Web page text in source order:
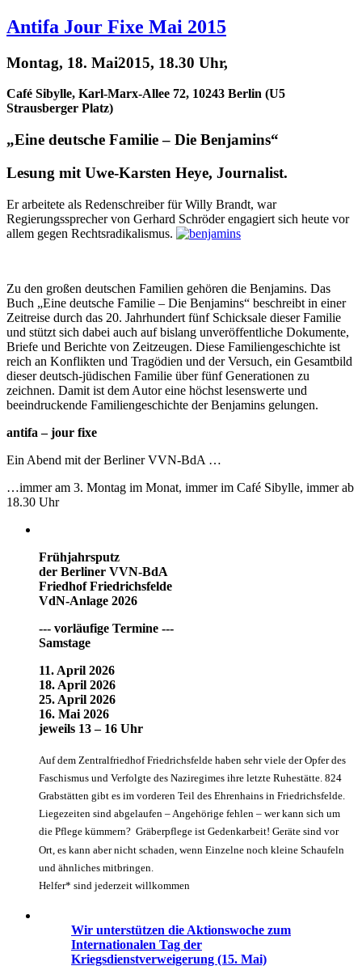
Antifa Jour Fixe Mai 2015
Montag, 18. Mai2015, 18.30 Uhr,
Café Sibylle, Karl-Marx-Allee 72, 10243 Berlin (U5
Strausberger Platz)
„Eine deutsche Familie – Die Benjamins“
Lesung mit Uwe-Karsten Heye, Journalist.
Er arbeitete als Redenschreiber für Willy Brandt, war
Regierungssprecher von Gerhard Schröder engagiert sich heute vor
allem gegen Rechtsradikalismus.
Zu den großen deutschen Familien gehören die Benjamins. Das
Buch „Eine deutsche Familie – Die Benjamins“ beschreibt in einer
Zeitreise durch das 20. Jahrhundert fünf Schicksale dieser Familie
und stützt sich dabei auch auf bislang unveröffentliche Dokumente,
Briefe und Berichte von Zeitzeugen. Diese Familiengeschichte ist
reich an Konflikten und Tragödien und der Versuch, ein Gesamtbild
dieser deutsch-jüdischen Familie über fünf Generationen zu
zeichnen. Damit ist dem Autor eine höchst lesenswerte und
beeindruckende Familiengeschichte der Benjamins gelungen.
antifa – jour fixe
Ein Abend mit der Berliner VVN-BdA …
…immer am 3. Montag im Monat, immer im Café Sibylle, immer ab
18.30 Uhr
Frühjahrsputz
der Berliner VVN-BdA
Friedhof Friedrichsfelde
VdN-Anlage 2026
--- vorläufige Termine ---
Samstage
11. April 2026
18. April 2026
25. April 2026
16. Mai 2026
jeweils 13 – 16 Uhr
Auf dem Zentralfriedhof Friedrichsfelde haben sehr viele der Opfer des
Faschismus und Verfolgte des Naziregimes ihre letzte Ruhestätte. 824
Grabstätten gibt es im vorderen Teil des Ehrenhains in Friedrichsfelde.
Liegezeiten sind abgelaufen – Angehörige fehlen – wer kann sich um
die Pflege kümmern? Gräberpflege ist Gedenkarbeit! Geräte sind vor
Ort, es kann aber nicht schaden, wenn Einzelne noch kleine Schaufeln
und ähnliches mitbringen.
Helfer* sind jederzeit willkommen
Wir unterstützen die Aktionswoche zum
Internationalen Tag der
Kriegsdienstverweigerung (15. Mai)